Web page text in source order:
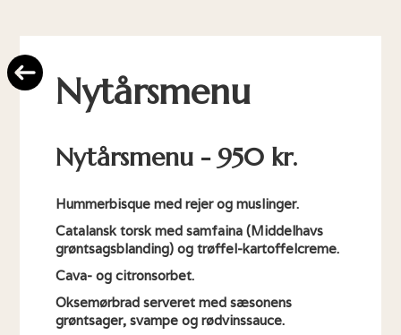
Nytårsmenu
Nytårsmenu - 950 kr.
Hummerbisque med rejer og muslinger.
Catalansk torsk med samfaina (Middelhavs
grøntsagsblanding) og trøffel-kartoffelcreme.
Cava- og citronsorbet.
Oksemørbrad serveret med sæsonens
grøntsager, svampe og rødvinssauce.